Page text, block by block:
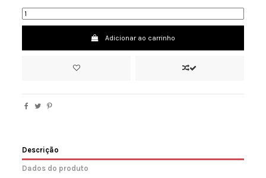
Adicionar ao carrinho
Descrição
Dados do produto